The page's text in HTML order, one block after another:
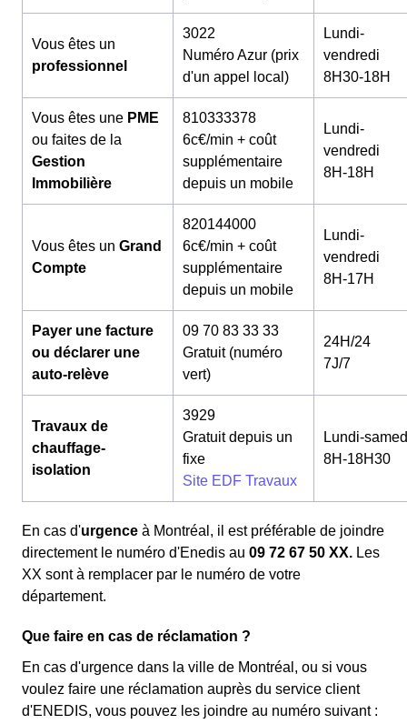
Vous êtes un
professionnel
3022
Numéro Azur (prix
d'un appel local)
Lundi-
vendredi
8H30-18H
Vous êtes une PME
ou faites de la
Gestion
Immobilière
810333378
6c€/min + coût
supplémentaire
depuis un mobile
Lundi-
vendredi
8H-18H
Vous êtes un Grand
Compte
820144000
6c€/min + coût
supplémentaire
depuis un mobile
Lundi-
vendredi
8H-17H
Payer une facture
ou déclarer une
auto-relève
09 70 83 33 33
Gratuit (numéro
vert)
24H/24
7J/7
Travaux de
chauffage-
isolation
3929
Gratuit depuis un
fixe
Site EDF Travaux
Lundi-
8H-18H30
En cas d'urgence à Montréal, il est préférable de joindre
directement le numéro d'Enedis au 09 72 67 50 XX. Les
XX sont à remplacer par le numéro de votre
département.
Que faire en cas de réclamation ?
En cas d'urgence dans la ville de Montréal, ou si vous
voulez faire une réclamation auprès du service client
d'ENEDIS, vous pouvez les joindre au numéro suivant :